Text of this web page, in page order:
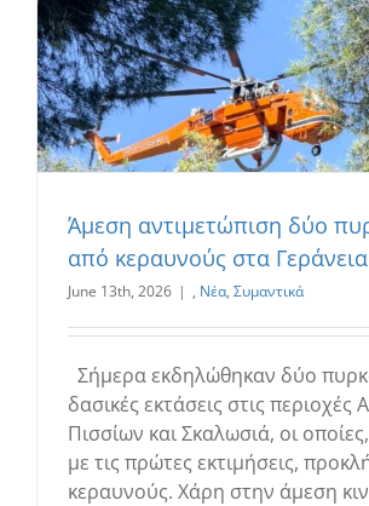
Άμεση αντιμετώπιση δύο
από κεραυνούς στα
June 13th, 2026 | , Νέα, Συμαντικά
Σήμερα εκδηλώθηκαν δύο
δασικές εκτάσεις στις περιοχές
Πισσίων και Σκαλωσιά, οι
με τις πρώτες εκτιμήσεις,
κεραυνούς. Χάρη στην άμεση